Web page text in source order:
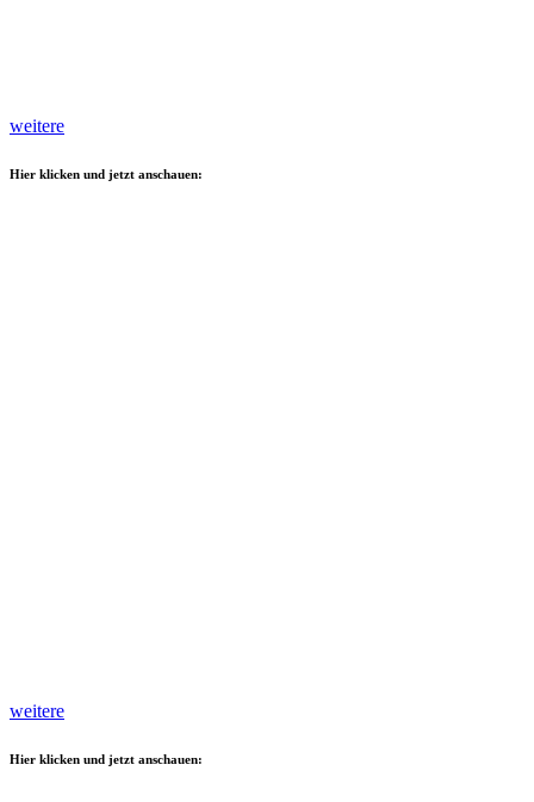
weitere
Hier klicken und jetzt anschauen:
weitere
Hier klicken und jetzt anschauen: